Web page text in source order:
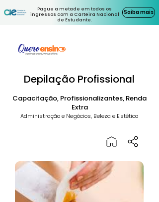
Pague a metade em todos os
ingressos com a Carteira Nacional
de Estudante.
Saiba mais
Depilação Profissional
Capacitação, Profissionalizantes, Renda
Extra
Administração e Negócios, Beleza e Estética